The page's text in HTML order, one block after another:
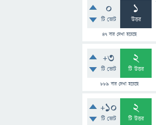
0
টি ভোট
1
উত্তর
47 বার দেখা হয়েছে
+3
টি ভোট
2
টি উত্তর
889 বার দেখা হয়েছে
+10
টি ভোট
2
টি উত্তর